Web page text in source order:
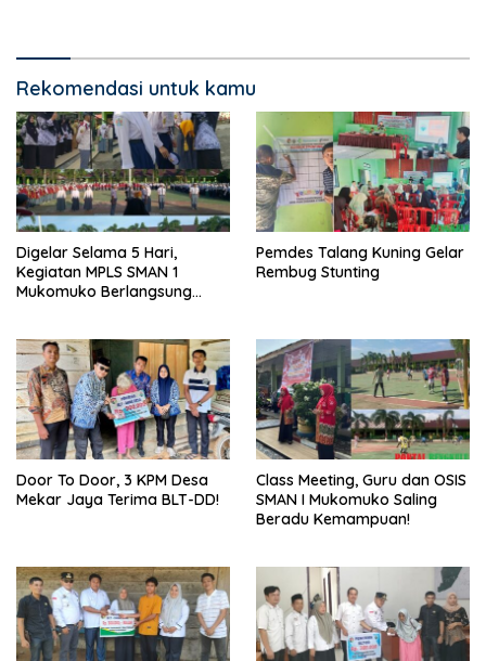
Rekomendasi untuk kamu
Digelar Selama 5 Hari,
Kegiatan MPLS SMAN 1
Mukomuko Berlangsung
Pemdes Talang Kuning Gelar
Rembug Stunting
Door To Door, 3 KPM Desa
Mekar Jaya Terima BLT-DD!
Class Meeting, Guru dan OSIS
SMAN I Mukomuko Saling
Beradu Kemampuan!